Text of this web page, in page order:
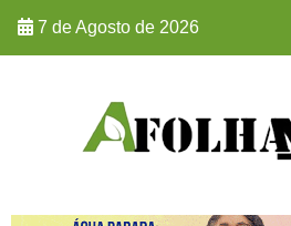
7 de Agosto de 2026